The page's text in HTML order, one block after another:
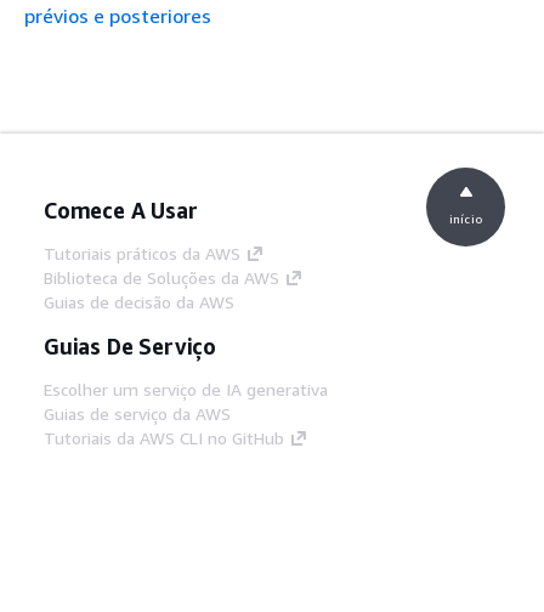
prévios e posteriores
Comece A Usar
Tutoriais práticos da AWS
Biblioteca de Soluções da AWS
Guias de decisão da AWS
Guias De Serviço
Escolher um serviço de IA generativa
Guias de serviço da AWS
Tutoriais da AWS CLI no GitHub
início